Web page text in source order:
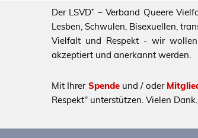
Der LSVD⁺ – Verband Queere
Lesben, Schwulen, Bisexuellen,
Vielfalt und Respekt - wir
akzeptiert und anerkannt werden.
Mit Ihrer Spendeund / oder
Respekt" unterstützen. Vielen Dank.